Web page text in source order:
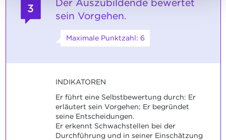
3
Der Auszubildende bewertet
sein Vorgehen.
Maximale Punktzahl: 6
INDIKATOREN
Er führt eine Selbstbewertung durch: Er
erläutert sein Vorgehen; Er begründet
seine Entscheidungen.
Er erkennt Schwachstellen bei der
Durchführung und in seiner Einschätzung